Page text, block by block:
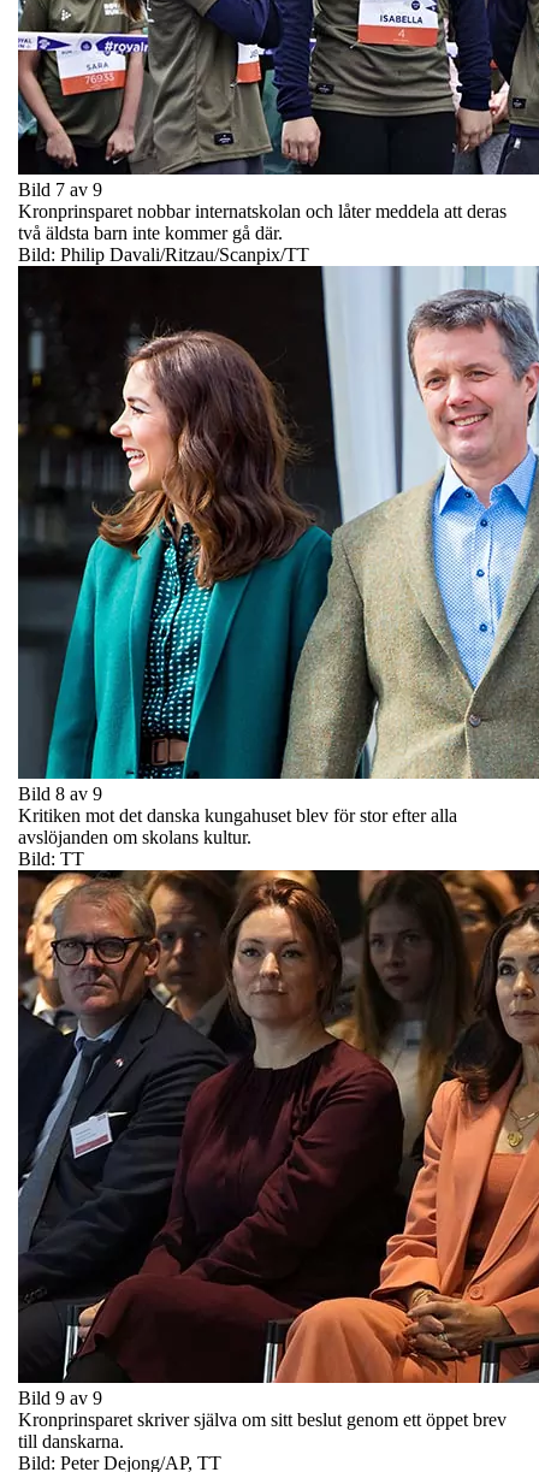
Bild 7 av 9
Kronprinsparet nobbar internatskolan och låter meddela att deras
två äldsta barn inte kommer gå där.
Bild: Philip Davali/Ritzau/Scanpix/TT
Bild 8 av 9
Kritiken mot det danska kungahuset blev för stor efter alla
avslöjanden om skolans kultur.
Bild: TT
Bild 9 av 9
Kronprinsparet skriver själva om sitt beslut genom ett öppet brev
till danskarna.
Bild: Peter Dejong/AP, TT